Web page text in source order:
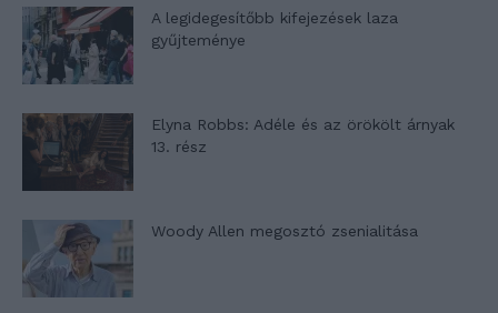
A legidegesítőbb kifejezések laza
gyűjteménye
Elyna Robbs: Adéle és az örökölt árnyak
13. rész
Woody Allen megosztó zsenialitása